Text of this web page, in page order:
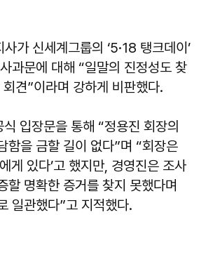
가 신세계그룹의 ‘5·18 탱크데이’
과문에 대해 “일말의 진정성도 찾
견”이라며 강하게 비판했다.
입장문을 통해 “정용진 회장의
함을 금할 길이 없다”며 “회장은
게 있다’고 했지만, 경영진은 조사
할 명확한 증거를 찾지 못했다며
일관했다”고 지적했다.